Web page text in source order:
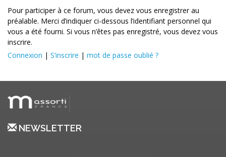
Pour participer à ce forum, vous devez vous enregistrer au
préalable. Merci d’indiquer ci-dessous l’identifiant personnel qui
vous a été fourni. Si vous n’êtes pas enregistré, vous devez vous
inscrire.
Connexion | S’inscrire | mot de passe oublié ?
NEWSLETTER